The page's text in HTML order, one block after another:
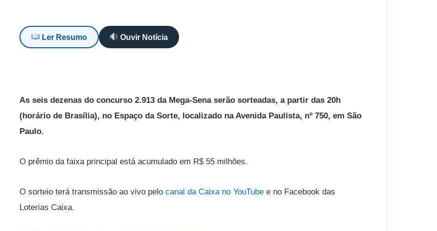
Ler Resumo Ouvir Notícia
As seis dezenas do concurso 2.913 da Mega-Sena serão sorteadas, a partir das 20h
(horário de Brasília), no Espaço da Sorte, localizado na Avenida Paulista, nº 750, em São
Paulo.
O prêmio da faixa principal está acumulado em R$ 55 milhões.
O sorteio terá transmissão ao vivo pelo canal da Caixa no YouTube e no Facebook das
Loterias Caixa.